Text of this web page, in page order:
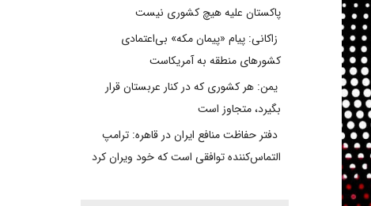
پاکستان علیه هیچ کشوری نیست
زاکانی: پیام «پیمان مکه» بی‌اعتمادی
کشورهای منطقه به آمریکاست
یمن: هر کشوری که در کنار عربستان قرار
بگیرد، متجاوز است
دفتر حفاظت منافع ایران در قاهره: ترامپ
التماس‌کننده توافقی است که خود ویران کرد